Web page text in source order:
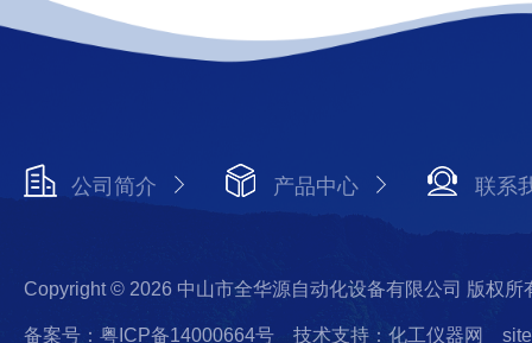
公司简介 产品中心 联系
Copyright © 2026 中山市全华源自动化设备有限公司 版权所
备案号：粤ICP备14000664号 技术支持：化工仪器网